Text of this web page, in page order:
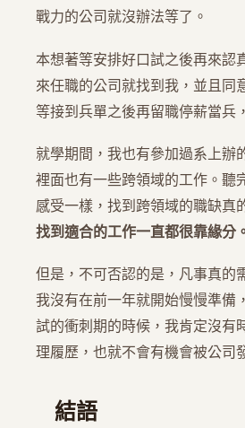
戰力的公司就沒辦法等了。
本想著等安排好口試之後再來認
來任職的公司就找到我，並且同
等接到兵單之後再留職停薪當兵
就學期間，我也有參加過系上辦
裡面也有一些跨領域的工作。聽
感受一樣，找到跨領域的職缺真
找到適合的工作一直都很靠緣分。
但是，不可否認的是，凡事真的
我沒有在前一年就開始慢慢準備
試的衝刺期的時候，我肯定沒有
理履歷，也就不會有機會被公司
結語